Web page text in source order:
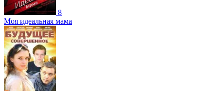
8
Моя идеальная мама